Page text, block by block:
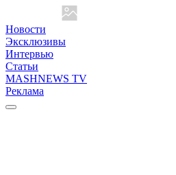
Новости
Эксклюзивы
Интервью
Статьи
MASHNEWS TV
Реклама